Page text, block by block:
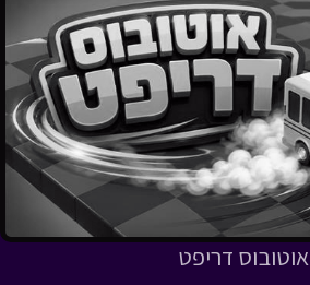
אוטובוס דריפט